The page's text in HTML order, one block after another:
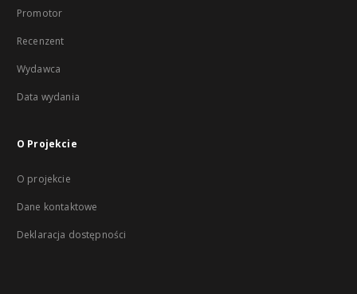
Promotor
Recenzent
Wydawca
Data wydania
O Projekcie
O projekcie
Dane kontaktowe
Deklaracja dostępności